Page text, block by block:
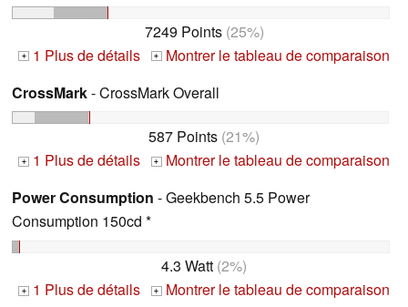
7249 Points(25%)
+ 1 Plus de détails + Montrer le tableau de comparaison
CrossMark- CrossMark Overall
587 Points (21%)
+ 1 Plus de détails + Montrer le tableau de comparaison
Power Consumption - Geekbench 5.5 Power
Consumption 150cd *
4.3 Watt (2%)
+ 1 Plus de détails + Montrer le tableau de comparaison